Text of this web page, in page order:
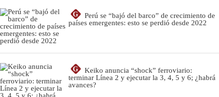
G
Perú se “bajó del barco” de crecimiento de
países emergentes: esto se perdió desde 2022
G
Keiko anuncia “shock” ferroviario:
terminar Línea 2 y ejecutar la 3, 4, 5 y 6; ¿habrá
avances?